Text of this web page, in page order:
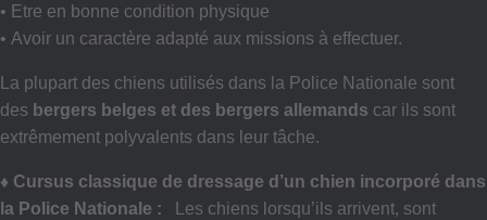
• Etre en bonne condition physique
• Avoir un caractère adapté aux missions à effectuer.
La plupart des chiens utilisés dans la Police Nationale sont
des bergers belges et des bergers allemands car ils sont
extrêmement polyvalents dans leur tâche.
♦ Cursus classique de dressage d’un chien incorporé dans
la Police Nationale :
Les chiens lorsqu’ils arrivent, sont